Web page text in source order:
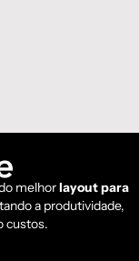
melhorlayout para
a produtividade,
custos.